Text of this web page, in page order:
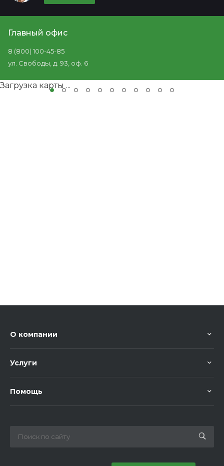
Главный офис
8 (800) 100-45-85
ул. Свободы, д. 93, оф. 6
Загрузка карты ...
О компании
Услуги
Помощь